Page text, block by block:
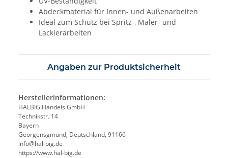
Abdeckmaterial für Innen- und Außenarbeiten
Ideal zum Schutz bei Spritz-, Maler- und
Lackierarbeiten
Angaben zur Produktsicherheit
Herstellerinformationen:
HALBIG Handels GmbH
Technikstr. 14
Bayern
Georgensgmünd, Deutschland, 91166
info@hal-big.de
https://www.hal-big.de